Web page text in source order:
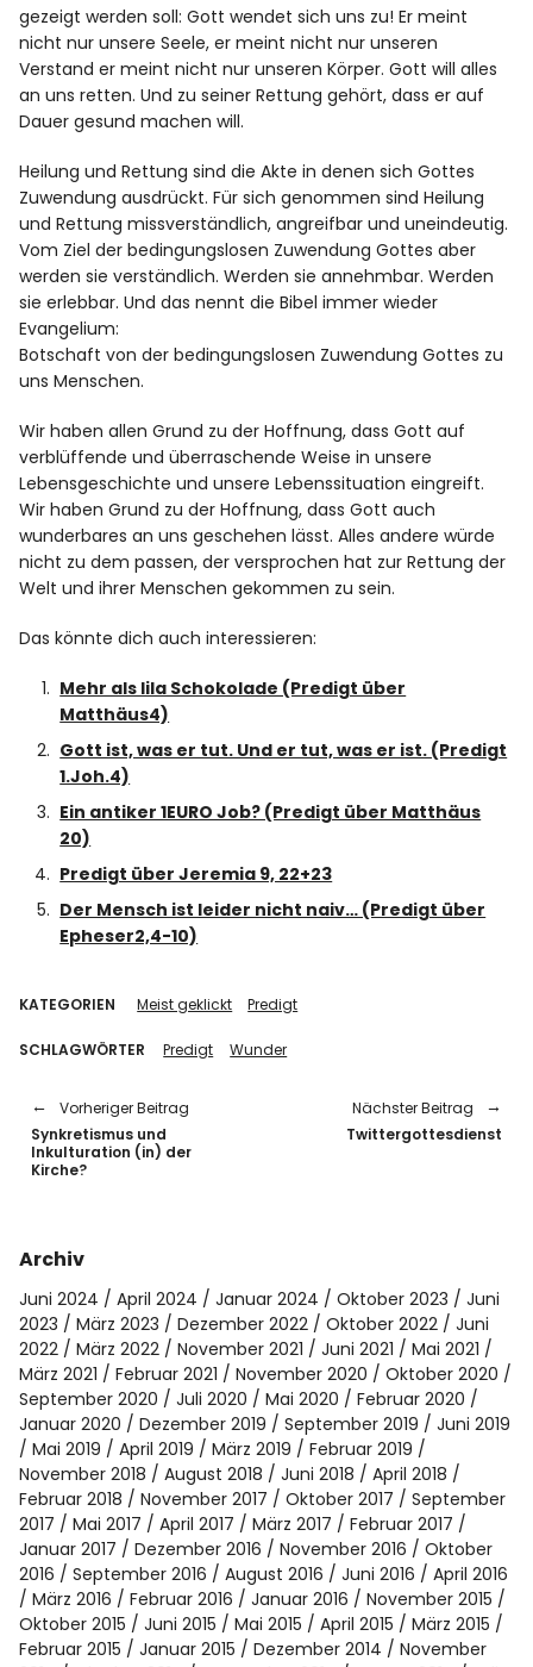
gezeigt werden soll: Gott wendet sich uns zu! Er meint
nicht nur unsere Seele, er meint nicht nur unseren
Verstand er meint nicht nur unseren Körper. Gott will alles
an uns retten. Und zu seiner Rettung gehört, dass er auf
Dauer gesund machen will.
Heilung und Rettung sind die Akte in denen sich Gottes
Zuwendung ausdrückt. Für sich genommen sind Heilung
und Rettung missverständlich, angreifbar und uneindeutig.
Vom Ziel der bedingungslosen Zuwendung Gottes aber
werden sie verständlich. Werden sie annehmbar. Werden
sie erlebbar. Und das nennt die Bibel immer wieder
Evangelium:
Botschaft von der bedingungslosen Zuwendung Gottes zu
uns Menschen.
Wir haben allen Grund zu der Hoffnung, dass Gott auf
verblüffende und überraschende Weise in unsere
Lebensgeschichte und unsere Lebenssituation eingreift.
Wir haben Grund zu der Hoffnung, dass Gott auch
wunderbares an uns geschehen lässt. Alles andere würde
nicht zu dem passen, der versprochen hat zur Rettung der
Welt und ihrer Menschen gekommen zu sein.
Das könnte dich auch interessieren:
Mehr als lila Schokolade (Predigt über
Matthäus4)
Gott ist, was er tut. Und er tut, was er ist. (Predigt
1.Joh.4)
Ein antiker 1EURO Job? (Predigt über Matthäus
20)
Predigt über Jeremia 9, 22+23
Der Mensch ist leider nicht naiv… (Predigt über
Epheser2,4-10)
KATEGORIEN Meist geklickt Predigt
SCHLAGWÖRTER Predigt Wunder
Vorheriger Beitrag
Synkretismus und
Inkulturation (in) der
Kirche?
Nächster Beitrag
Twittergottesdienst
Archiv
Juni 2024 April 2024 Januar 2024 Oktober 2023
Juni
2023
März 2023 Dezember 2022 Oktober 2022
Juni
2022
März 2022 November 2021 Juni 2021
Mai 2021
März 2021
Februar 2021 November 2020
Oktober 2020
September 2020
Juli 2020 Mai 2020
Februar 2020
Januar 2020
Dezember 2019 September 2019
Juni 2019
Mai 2019
April 2019 März 2019
Februar 2019
November 2018
August 2018 Juni 2018
April 2018
Februar 2018
November 2017 Oktober 2017
September
2017
Mai 2017 April 2017 März 2017
Februar 2017
Januar 2017
Dezember 2016 November 2016
Oktober
2016
September 2016 August 2016 Juni 2016
April 2016
März 2016
Februar 2016 Januar 2016
November 2015
Oktober 2015
Juni 2015 Mai 2015 April 2015
März 2015
Februar 2015
Januar 2015 Dezember 2014
November